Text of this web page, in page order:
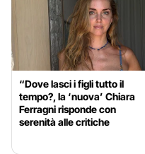
“Dove lasci i figli tutto il
tempo?, la ‘nuova’ Chiara
Ferragni risponde con
serenità alle critiche